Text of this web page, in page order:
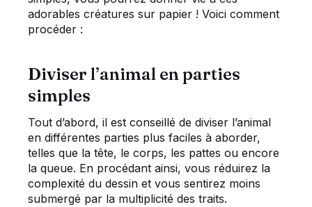
adorables créatures sur papier ! Voici comment
procéder :
Diviser l’animal en parties
simples
Tout d’abord, il est conseillé de diviser l’animal
en différentes parties plus faciles à aborder,
telles que la tête, le corps, les pattes ou encore
la queue. En procédant ainsi, vous réduirez la
complexité du dessin et vous sentirez moins
submergé par la multiplicité des traits.